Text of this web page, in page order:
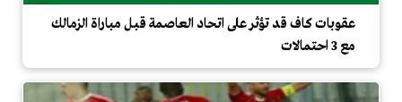
عقوبات كاف قد تؤثر على اتحاد العاصمة قبل مباراة الزمالك
مع 3 احتمالات